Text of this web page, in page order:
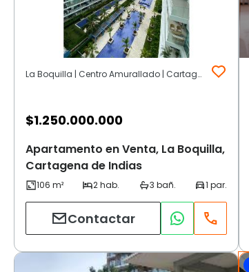
La Boquilla | Centro Amurallado | Cartagena de Indias
$1.250.000.000
Apartamento en Venta, La Boquilla,
Cartagena de Indias
Contactar